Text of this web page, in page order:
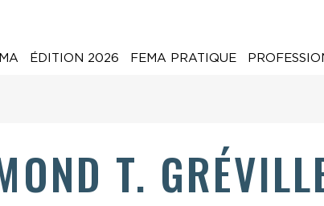
ÉDITION 2026 FEMA PRATIQUE
T.